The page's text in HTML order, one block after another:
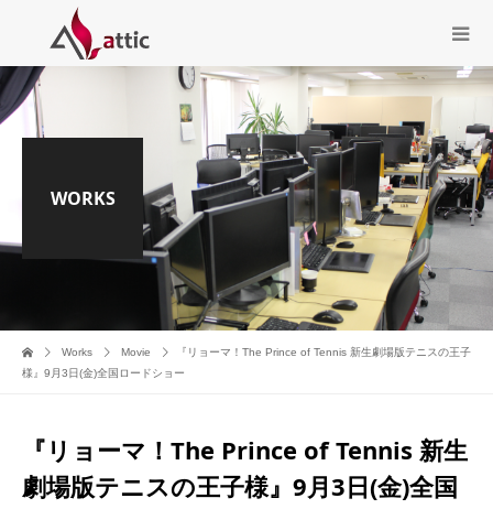
WORKS
Works Movie
『リョーマ！The Prince of Tennis 新生劇場版テニスの王子
様』9月3日(金)全国ロードショー
『リョーマ！The Prince of Tennis 新生
劇場版テニスの王子様』9月3日(金)全国